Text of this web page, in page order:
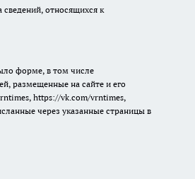
относящихся к
форме, в том числе
размещенные на сайте и его
, https://vk.com/vrntimes,
через указанные страницы в